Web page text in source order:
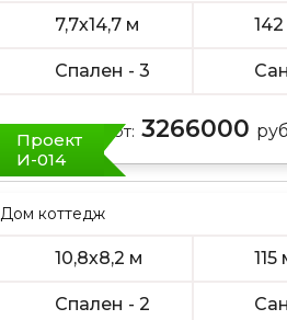
7,7х14,7 м
Спален - 3
Цена от: 3266000
Проект
И-014
Дом коттедж
10,8х8,2 м 115
Спален - 2